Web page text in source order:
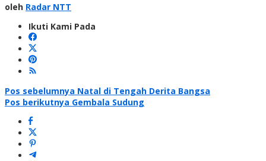
oleh Radar NTT
Ikuti Kami Pada
Navigasi
pos
Pos sebelumnya Natal di Tengah Derita Bangsa
Pos berikutnya Gembala Sudung